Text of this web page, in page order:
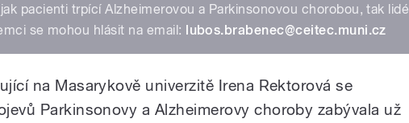
pacienti trpící Alzheimerovou a Parkinsonovou chorobou, tak lidé
se mohou hlásit na email: lubos.brabenec@ceitec.muni.cz
na Masarykově univerzitě Irena Rektorová se
Parkinsonovy a Alzheimerovy choroby zabývala už